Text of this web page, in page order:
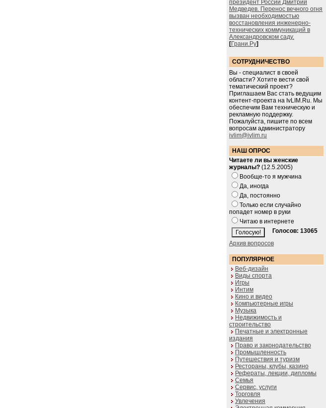
президент России Дмитрий
Медведев. Перенос вечного огня
вызван необходимостью
восстановления инженерно-
технических коммуникаций в
Александровском саду.
[Грани.Ру]
СОТРУДНИЧЕСТВО
Вы - специалист в своей
области? Хотите вести свой
тематический проект?
Приглашаем Вас стать ведущим
контент-проекта на IvLIM.Ru. Мы
обеспечим Вам техническую и
рекламную поддержку.
Пожалуйста, пишите по всем
вопросам администратору
ivlim@ivlim.ru
НАШ ОПРОС
Читаете ли вы женские
журналы? (12.5.2005)
Вообще-то я мужчина
Да, иногда
Да, постоянно
Только если случайно
попадет номер в руки
Читаю в интернете
Голосов: 13065
Архив вопросов
ПОПУЛЯРНОЕ
Веб-дизайн
Виды спорта
Игры
Интим
Кино и видео
Компьютерные игры
Музыка
Недвижимость и
строительство
Печатные и электронные
издания
Право и законодательство
Промышленность
Путешествия и туризм
Рестораны, клубы, казино
Рефераты, лекции, дипломы
Семья
Сервис, услуги
Торговля
Увлечения